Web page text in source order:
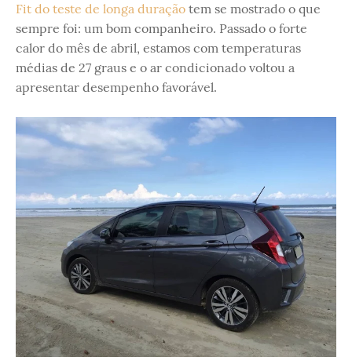
Fit do teste de longa duração tem se mostrado o que
sempre foi: um bom companheiro. Passado o forte
calor do mês de abril, estamos com temperaturas
médias de 27 graus e o ar condicionado voltou a
apresentar desempenho favorável.